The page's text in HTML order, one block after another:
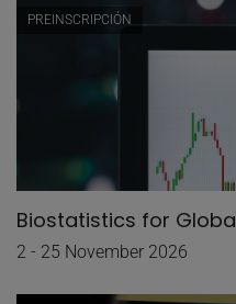
PREINSCRIPCIÓN
Biostatistics for
2 - 25 November 2026